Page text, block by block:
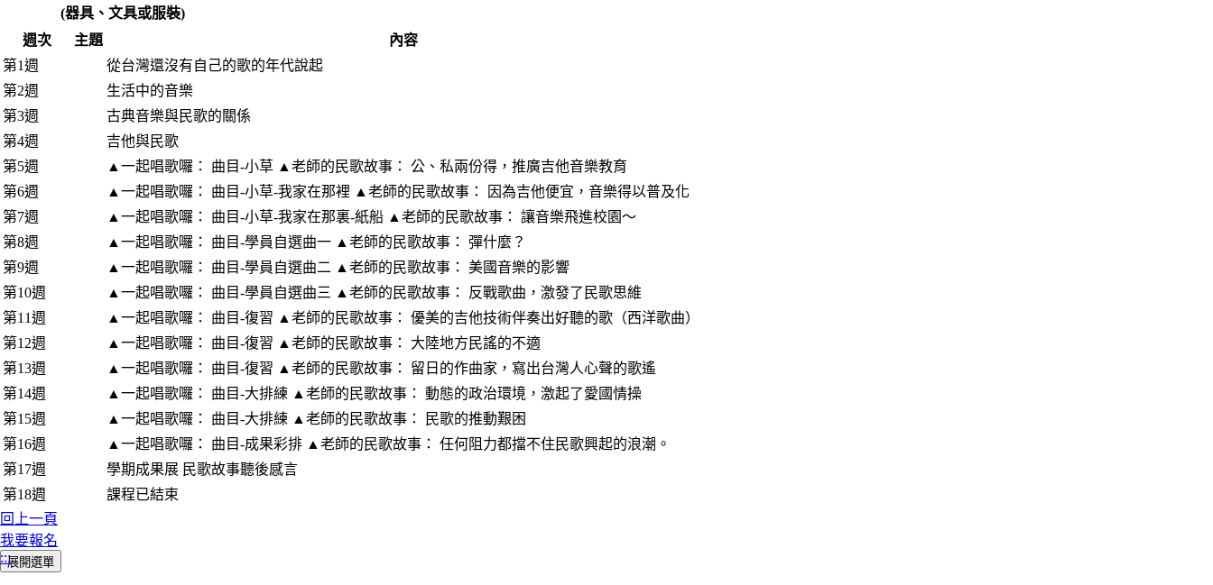
(器具、文具或服裝)
週次
主題
內容
第1週
從台灣還沒有自己的歌的年代說起
第2週
生活中的音樂
第3週
古典音樂與民歌的關係
第4週
吉他與民歌
第5週
▲一起唱歌囉： 曲目-小草 ▲老師的民歌故事： 公、私兩份得，推廣吉他音樂教育
第6週
▲一起唱歌囉： 曲目-小草-我家在那裡 ▲老師的民歌故事： 因為吉他便宜，音樂得以普及化
第7週
▲一起唱歌囉： 曲目-小草-我家在那裏-紙船 ▲老師的民歌故事： 讓音樂飛進校園～
第8週
▲一起唱歌囉： 曲目-學員自選曲一 ▲老師的民歌故事： 彈什麼？
第9週
▲一起唱歌囉： 曲目-學員自選曲二 ▲老師的民歌故事： 美國音樂的影響
第10週
▲一起唱歌囉： 曲目-學員自選曲三 ▲老師的民歌故事： 反戰歌曲，激發了民歌思維
第11週
▲一起唱歌囉： 曲目-復習 ▲老師的民歌故事： 優美的吉他技術伴奏出好聽的歌（西洋歌曲）
第12週
▲一起唱歌囉： 曲目-復習 ▲老師的民歌故事： 大陸地方民謠的不適
第13週
▲一起唱歌囉： 曲目-復習 ▲老師的民歌故事： 留日的作曲家，寫出台灣人心聲的歌遙
第14週
▲一起唱歌囉： 曲目-大排練 ▲老師的民歌故事： 動態的政治環境，激起了愛國情操
第15週
▲一起唱歌囉： 曲目-大排練 ▲老師的民歌故事： 民歌的推動艱困
第16週
▲一起唱歌囉： 曲目-成果彩排 ▲老師的民歌故事： 任何阻力都擋不住民歌興起的浪潮。
第17週
學期成果展 民歌故事聽後感言
第18週
課程已結束
回上一頁
我要報名
:::展開選單